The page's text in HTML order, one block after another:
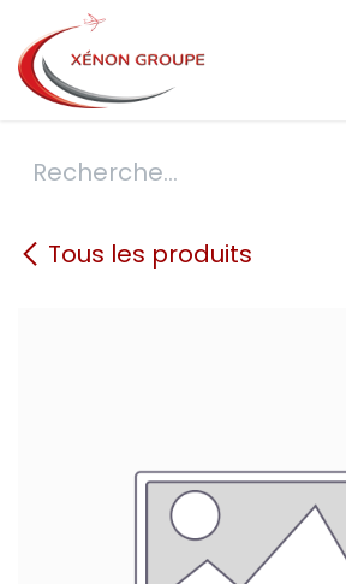
Se rendre au contenu
Tous les produits